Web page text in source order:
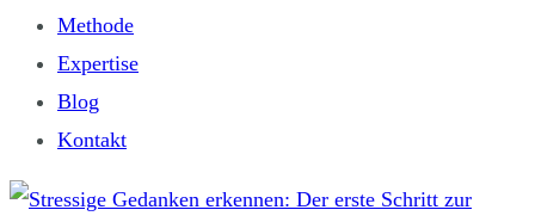
Methode
Expertise
Blog
Kontakt